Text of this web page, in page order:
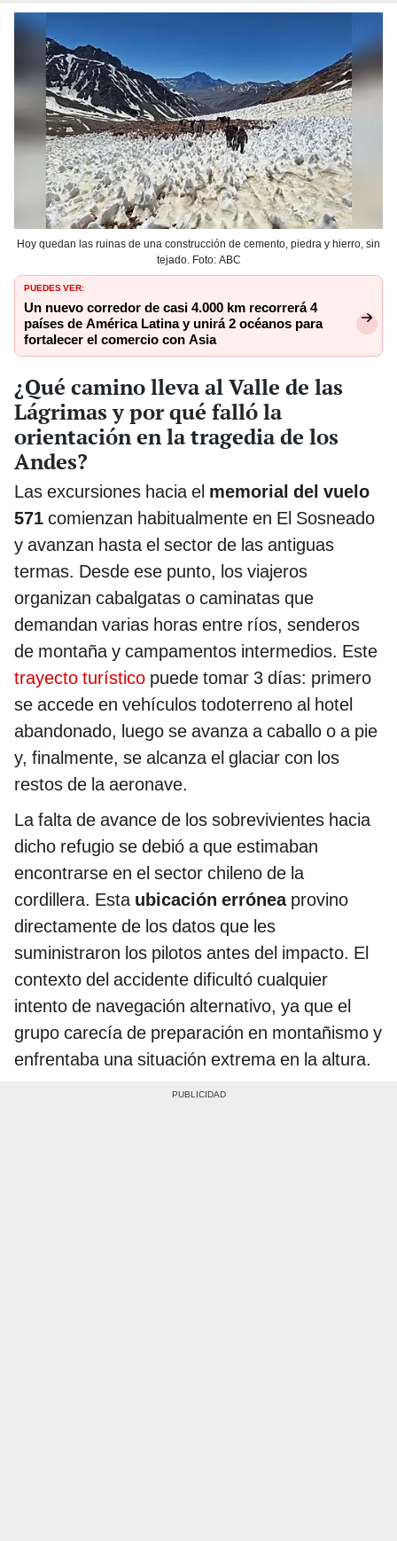
Hoy quedan las ruinas de una construcción de cemento, piedra y hierro, sin
tejado. Foto: ABC
PUEDES VER:
Un nuevo corredor de casi 4.000 km recorrerá 4
países de América Latina y unirá 2 océanos para
fortalecer el comercio con Asia
¿Qué camino lleva al Valle de las
Lágrimas y por qué falló la
orientación en la tragedia de los
Andes?
Las excursiones hacia el memorial del vuelo
571 comienzan habitualmente en El Sosneado
y avanzan hasta el sector de las antiguas
termas. Desde ese punto, los viajeros
organizan cabalgatas o caminatas que
demandan varias horas entre ríos, senderos
de montaña y campamentos intermedios. Este
trayecto turístico puede tomar 3 días: primero
se accede en vehículos todoterreno al hotel
abandonado, luego se avanza a caballo o a pie
y, finalmente, se alcanza el glaciar con los
restos de la aeronave.
La falta de avance de los sobrevivientes hacia
dicho refugio se debió a que estimaban
encontrarse en el sector chileno de la
cordillera. Esta ubicación erróneaprovino
directamente de los datos que les
suministraron los pilotos antes del impacto. El
contexto del accidente dificultó cualquier
intento de navegación alternativo, ya que el
grupo carecía de preparación en montañismo y
enfrentaba una situación extrema en la altura.